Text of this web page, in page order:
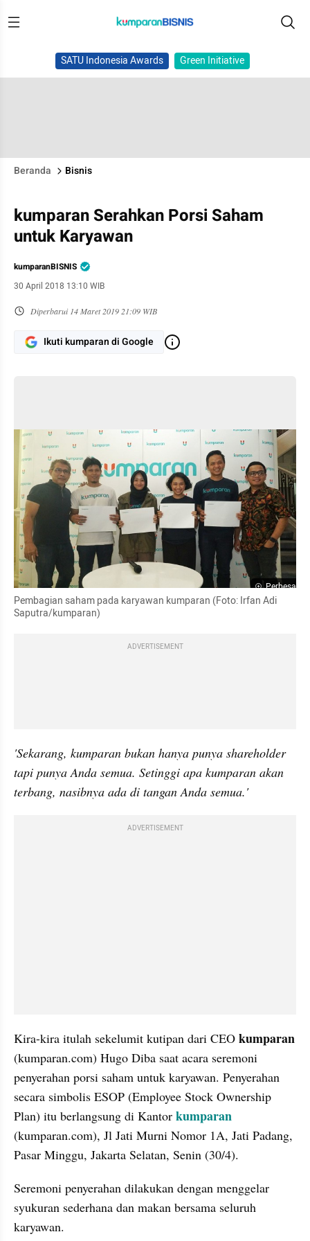
SATU Indonesia Awards Green Initiative
Beranda Bisnis
kumparan Serahkan Porsi Saham
untuk Karyawan
kumparanBISNIS
30 April 2018 13:10 WIB
Diperbarui 14 Maret 2019 21:09 WIB
Ikuti kumparan di Google
Perbesar
Pembagian saham pada karyawan kumparan (Foto: Irfan Adi
Saputra/kumparan)
ADVERTISEMENT
'Sekarang, kumparan bukan hanya punya shareholder
tapi punya Anda semua. Setinggi apa kumparan akan
terbang, nasibnya ada di tangan Anda semua.'
ADVERTISEMENT
Kira-kira itulah sekelumit kutipan dari CEO
(kumparan.com) Hugo Diba saat acara seremoni
penyerahan porsi saham untuk karyawan. Penyerahan
secara simbolis ESOP (Employee Stock Ownership
Plan) itu berlangsung di Kantor
(kumparan.com), Jl Jati Murni Nomor 1A, Jati Padang,
Pasar Minggu, Jakarta Selatan, Senin (30/4).
Seremoni penyerahan dilakukan dengan menggelar
syukuran sederhana dan makan bersama seluruh
karyawan.